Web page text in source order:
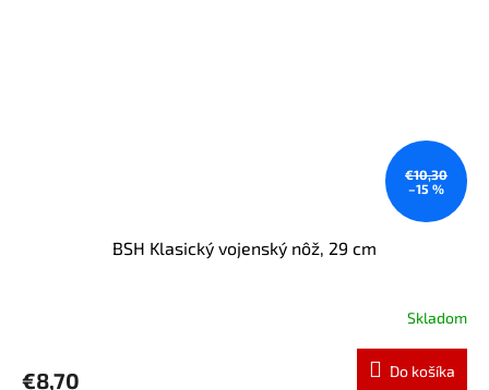
€10,30
–15 %
BSH Klasický vojenský nôž, 29 cm
Skladom
€8,70 Do košíka